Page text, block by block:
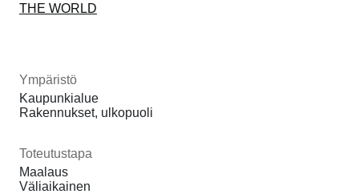
THE WORLD
Ympäristö
Kaupunkialue
Rakennukset, ulkopuoli
Toteutustapa
Maalaus
Väliaikainen